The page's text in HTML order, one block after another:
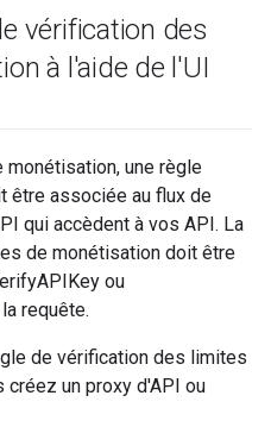
vérification des
à l'aide de l'UI
une règle
être associée au flux de
qui accèdent à vos API. La
de monétisation doit être
ou
requête.
de vérification des limites
un proxy d'API ou